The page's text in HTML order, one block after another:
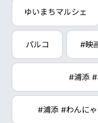
ゆいまちマルシェ
パルコ #映
#浦添
#浦添 #わんに